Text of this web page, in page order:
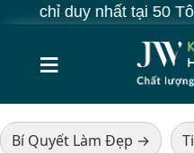
duy nhất tại 50 Tôn
≡
Bí Quyết Làm Đẹp →